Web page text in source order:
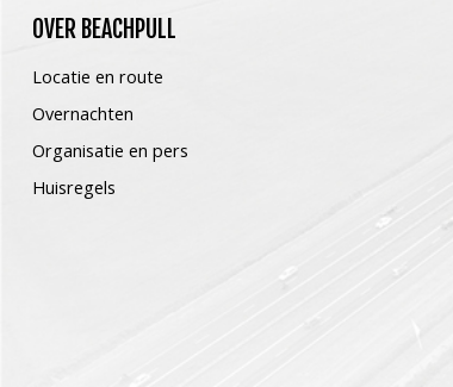
OVER BEACHPULL
Locatie en route
Overnachten
Organisatie en pers
Huisregels